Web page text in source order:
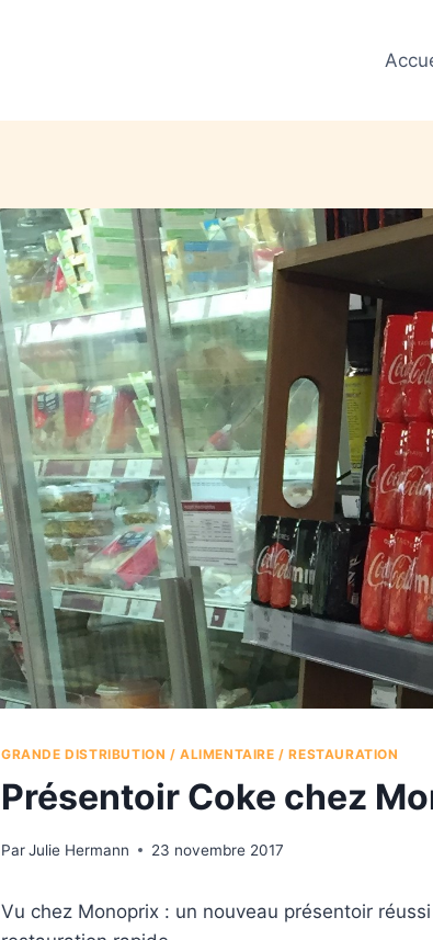
GRANDE DISTRIBUTION / ALIMENTAIRE / RESTAURATION
Présentoir Coke chez
ParJulie Hermann 23 novembre 2017
Vu chez Monoprix : un nouveau présentoir